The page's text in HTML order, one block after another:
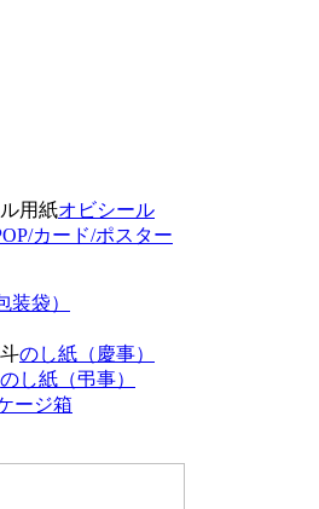
オビシール
カード/ポスター
装袋）
のし紙（慶事）
のし紙（弔事）
ージ箱